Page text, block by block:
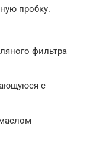
пробку.
фильтра
с